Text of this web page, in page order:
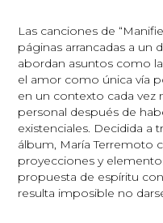
Las canciones de
páginas arrancadas a un
abordan asuntos como
el amor como única vía
en un contexto cada vez
personal después de
existenciales. Decidida a
álbum, María Terremoto
proyecciones y
propuesta de espíritu
resulta imposible no